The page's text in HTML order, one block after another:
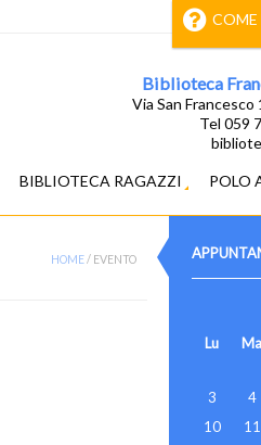
Biblioteca
Via San
Tel 059
BIBLIOTECA RAGAZZI POLO
Lu
Ma
3
4
10
11
HOME/ EVENTO